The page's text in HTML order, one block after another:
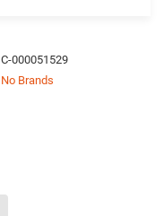
С-000051529
No Brands